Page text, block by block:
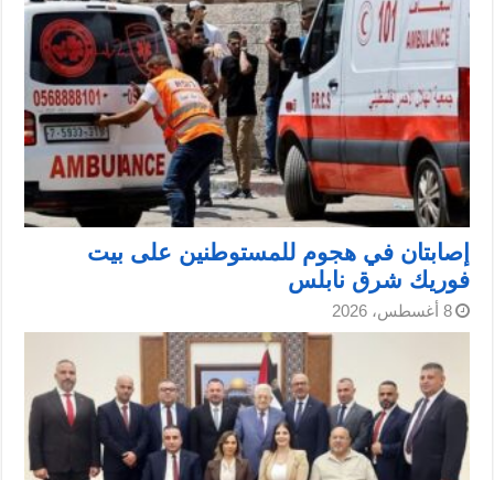
إصابتان في هجوم للمستوطنين على بيت
فوريك شرق نابلس
8 أغسطس، 2026